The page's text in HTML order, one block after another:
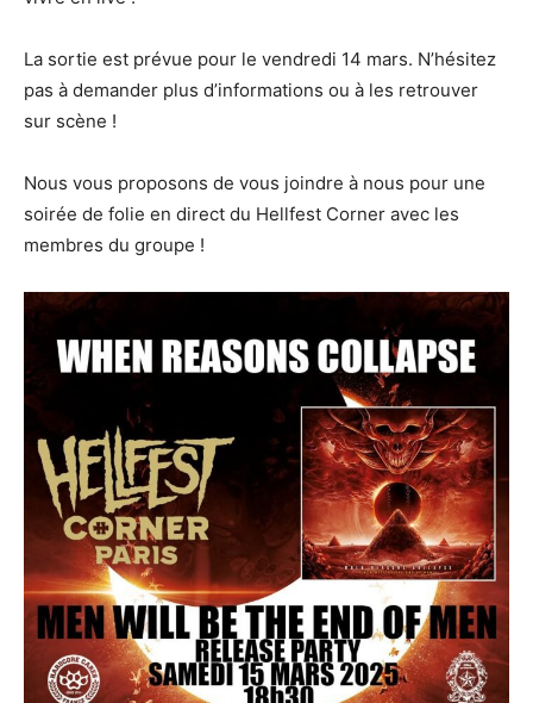
La sortie est prévue pour le vendredi 14 mars. N’hésitez
pas à demander plus d’informations ou à les retrouver
sur scène !
Nous vous proposons de vous joindre à nous pour une
soirée de folie en direct du Hellfest Corner avec les
membres du groupe !